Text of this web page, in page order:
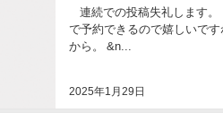
2025年1月29日
連続での投稿失礼します。
で予約できるので嬉しいで
から。 &n...